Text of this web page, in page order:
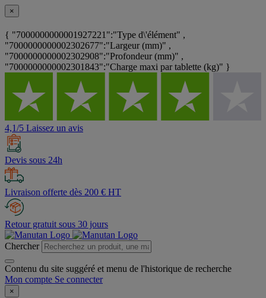
×
{ "7000000000001927221":"Type d\'élément" ,
"7000000000002302677":"Largeur (mm)" ,
"7000000000002302908":"Profondeur (mm)" ,
"7000000000002301843":"Charge maxi par tablette (kg)" }
4,1/5 Laissez un avis
Devis sous 24h
Livraison offerte dès 200 € HT
Retour gratuit sous 30 jours
Chercher
Contenu du site suggéré et menu de l'historique de recherche
Mon compte Se connecter
×